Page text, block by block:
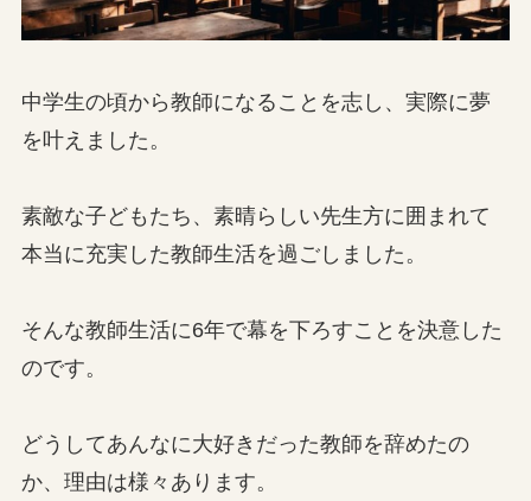
中学生の頃から教師になることを志し、実際に夢
を叶えました。
素敵な子どもたち、素晴らしい先生方に囲まれて
本当に充実した教師生活を過ごしました。
そんな教師生活に6年で幕を下ろすことを決意した
のです。
どうしてあんなに大好きだった教師を辞めたの
か、理由は様々あります。